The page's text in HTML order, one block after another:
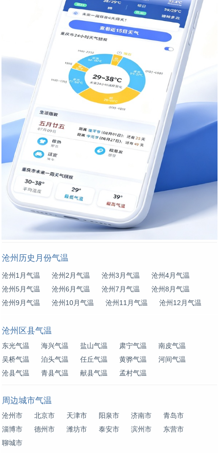
沧州历史月份气温
沧州1月气温 沧州2月气温 沧州3月气温
沧州4月气温
沧州5月气温
沧州6月气温 沧州7月气温
沧州8月气温
沧州9月气温
沧州10月气温 沧州11月气温 沧州12月气温
沧州区县气温
东光气温 海兴气温 盐山气温 肃宁气温
南皮气温
吴桥气温
泊头气温 任丘气温 黄骅气温
河间气温
沧县气温
青县气温 献县气温 孟村气温
周边城市气温
沧州市 北京市 天津市 阳泉市 济南市
青岛市
淄博市
德州市 潍坊市 泰安市 滨州市
东营市
聊城市